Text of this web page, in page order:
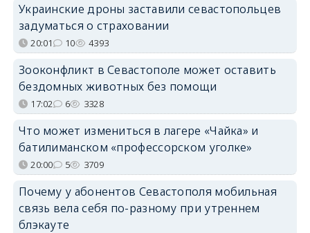
Украинские дроны заставили севастопольцев
задуматься о страховании
20:01 10 4393
Зооконфликт в Севастополе может оставить
бездомных животных без помощи
17:02 6 3328
Что может измениться в лагере «Чайка» и
батилиманском «профессорском уголке»
20:00 5 3709
Почему у абонентов Севастополя мобильная
связь вела себя по-разному при утреннем
блэкауте